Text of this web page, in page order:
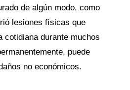
de algún modo, como
lesiones físicas que
cotidiana durante muchos
puede
no económicos.